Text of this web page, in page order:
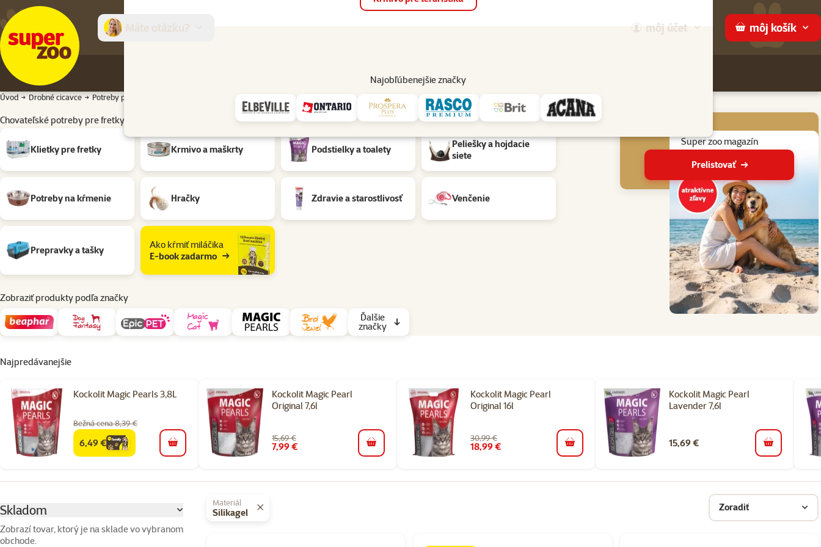
môj účet môj košík
Najobľúbenejšie značky
Predajne Služby
Úvod Drobné cicavce Potreby pre fretky
Chovateľské potreby pre fretky Materiál: Silikagel
Klietky pre fretky
Krmivo a maškrty Podstielky a toalety
Peliešky a hojdacie
siete
Potreby na kŕmenie Hračky Zdravie a starostlivosť Venčenie
Prepravky a tašky
Ako kŕmiť miláčika
E-book zadarmo
Zobraziť produkty podľa značky
Ďalšie
značky
Super zoo magazín
Prelistovať
Najpredávanejšie
Kockolit Magic Pearls 3,8L
Bežná cena 8,39 €
familycena
6,49 € do košíka
Kockolit Magic Pearl
Original 7,6l
15,69 €
7,99 € do košíka
Kockolit Magic Pearl
Original 16l
30,99 €
18,99 € do košíka
Kockolit Magic Pearl
Lavender 7,6l
15,69 € do košíka
Skladom
Zobrazí tovar, ktorý je na sklade vo vybranom
obchode.
Vybrané filtre
Materiál
Silikagel Zoradiť